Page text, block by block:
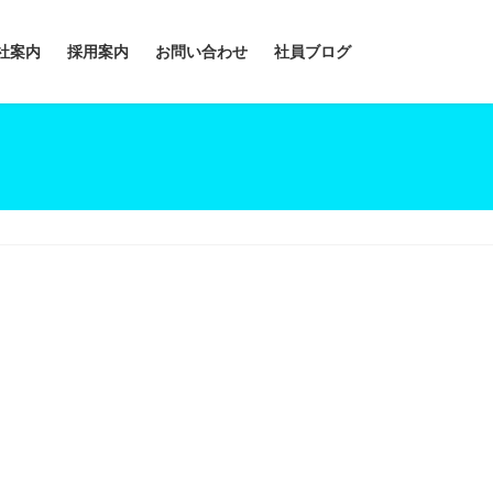
案内 採用案内 お問い合わせ 社員ブログ